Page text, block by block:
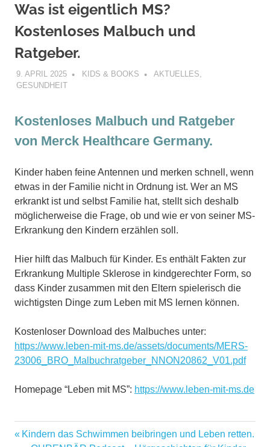
Was ist eigentlich MS?
Kostenloses Malbuch und
Ratgeber.
9. APRIL 2025 KIDS & BOOKS AKTUELLES
GESUNDHEIT
Kostenloses Malbuch und Ratgeber
von Merck Healthcare Germany.
Kinder haben feine Antennen und merken schnell, wenn
etwas in der Familie nicht in Ordnung ist. Wer an MS
erkrankt ist und selbst Familie hat, stellt sich deshalb
möglicherweise die Frage, ob und wie er von seiner MS-
Erkrankung den Kindern erzählen soll.
Hier hilft das Malbuch für Kinder. Es enthält Fakten zur
Erkrankung Multiple Sklerose in kindgerechter Form, so
dass Kinder zusammen mit den Eltern spielerisch die
wichtigsten Dinge zum Leben mit MS lernen können.
Kostenloser Download des Malbuches unter:
https://www.leben-mit-ms.de/assets/documents/MERS-
23006_BRO_Malbuchratgeber_NNON20862_V01.pdf
Homepage “Leben mit MS”: https://www.leben-mit-ms.de
Malbuch
Beitragsnavigation
Vorheriger
Kindern das Schwimmen beibringen und Leben retten.